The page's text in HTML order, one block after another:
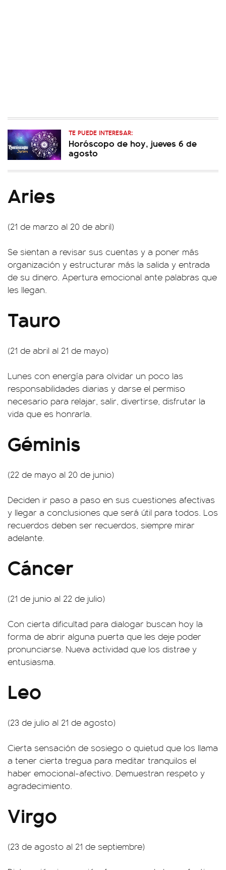
TE PUEDE INTERESAR:
Horóscopo de hoy, jueves 6 de
agosto
Aries
(21 de marzo al 20 de abril)
Se sientan a revisar sus cuentas y a poner más
organización y estructurar más la salida y entrada
de su dinero. Apertura emocional ante palabras que
les llegan.
Tauro
(21 de abril al 21 de mayo)
Lunes con energía para olvidar un poco las
responsabilidades diarias y darse el permiso
necesario para relajar, salir, divertirse, disfrutar la
vida que es honrarla.
Géminis
(22 de mayo al 20 de junio)
Deciden ir paso a paso en sus cuestiones afectivas
y llegar a conclusiones que será útil para todos. Los
recuerdos deben ser recuerdos, siempre mirar
adelante.
Cáncer
(21 de junio al 22 de julio)
Con cierta dificultad para dialogar buscan hoy la
forma de abrir alguna puerta que les deje poder
pronunciarse. Nueva actividad que los distrae y
entusiasma.
Leo
(23 de julio al 21 de agosto)
Cierta sensación de sosiego o quietud que los llama
a tener cierta tregua para meditar tranquilos el
haber emocional-afectivo. Demuestran respeto y
agradecimiento.
Virgo
(23 de agosto al 21 de septiembre)